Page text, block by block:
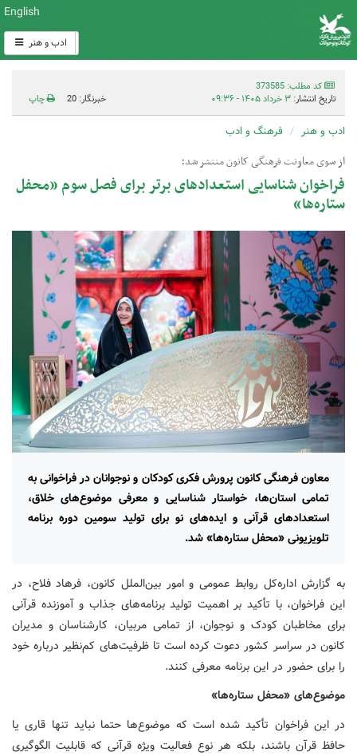
English
ادب و هنر
کد مطلب: 373585
تاریخ انتشار: ۳ خرداد ۱۴۰۵ - ۰۹:۳۶ خبرنگار: 20 چاپ
ادب و هنر فرهنگ و ادب
از سوی معاونت فرهنگی کانون منتشر شد؛
فراخوان شناسایی استعدادهای برتر برای فصل سوم «محفل
ستاره‌ها»
معاون فرهنگی کانون پرورش فکری کودکان و نوجوانان در فراخوانی به
تمامی استان‌ها، خواستار شناسایی و معرفی موضوع‌های خلاق،
استعدادهای قرآنی و ایده‌های نو برای تولید سومین دوره برنامه
تلویزیونی «محفل ستاره‌ها» شد.
به گزارش اداره‌کل روابط عمومی و امور بین‌الملل کانون، فرهاد فلاح، در
این فراخوان، با تأکید بر اهمیت تولید برنامه‌های جذاب و آموزنده قرآنی
برای مخاطبان کودک و نوجوان، از تمامی مربیان، کارشناسان و مدیران
کانون در سراسر کشور دعوت کرده است تا ظرفیت‌های کم‌نظیر درباره خود
را برای حضور در این برنامه معرفی کنند.
موضوع‌های «محفل ستاره‌ها»
در این فراخوان تأکید شده است که موضوع‌ها حتما نباید تنها قاری یا
حافظ قرآن باشند، بلکه هر نوع فعالیت ویژه قرآنی که قابلیت الگوگیری